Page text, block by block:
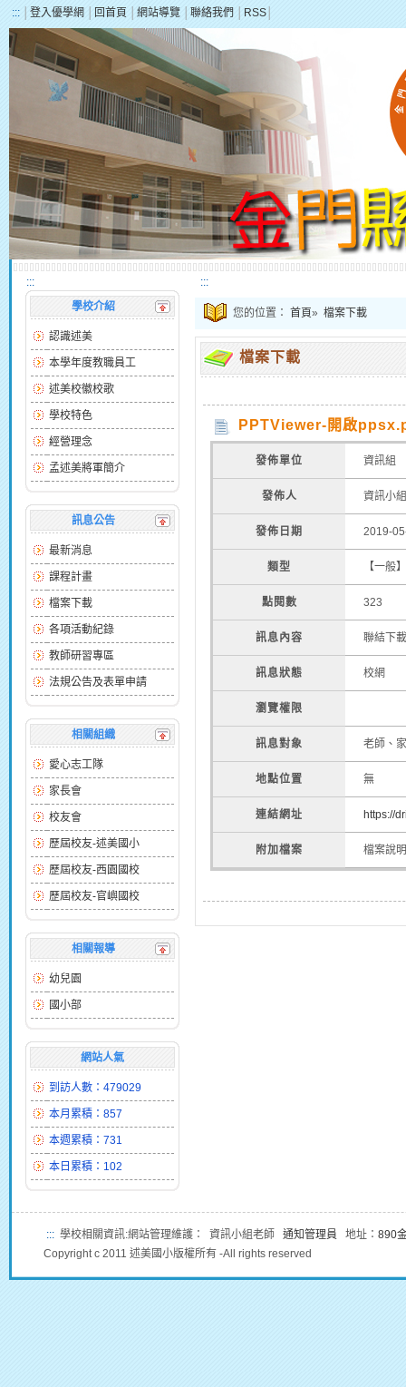
::: 登入優學網 回首頁 網站導覽 聯絡我們 RSS
:::
學校介紹
認識述美
本學年度教職員工
述美校徽校歌
學校特色
經營理念
孟述美將軍簡介
訊息公告
最新消息
課程計畫
檔案下載
各項活動紀錄
教師研習專區
法規公告及表單申請
相關組織
愛心志工隊
家長會
校友會
歷屆校友-述美國小
歷屆校友-西園國校
歷屆校友-官嶼國校
相關報導
幼兒園
國小部
網站人氣
到訪人數：479029
本月累積：857
本週累積：731
本日累積：102
:::
您的位置： 首頁» 檔案下載
檔案下載
PPTViewer-開啟
發佈單位 資訊組
發佈人 資訊小組
發佈日期 2019-
類型 【一般】
點閱數 323
訊息內容 聯結下載
訊息狀態 校網
瀏覽權限
訊息對象 老師、
地點位置 無
連結網址 https://
附加檔案 檔案說
::: 學校相關資訊:網站管理維護： 資訊小組老師 通知管理員 地址： 890
Copyright c 2011 述美國小版權所有 -All rights reserved